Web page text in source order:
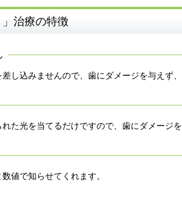
」治療の特徴
し込みませんので、歯にダメージを与えず
た光を当てるだけですので、歯にダメージ
値で知らせてくれます。